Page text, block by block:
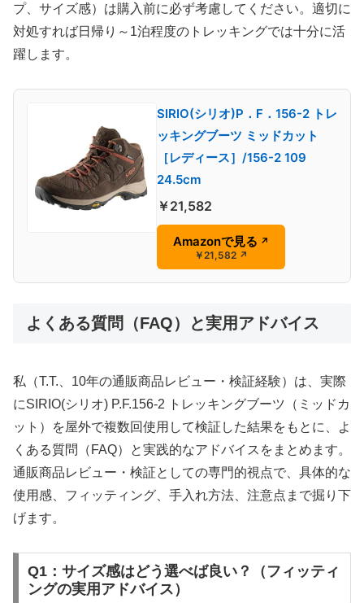
プ、サイズ感）は購入前に必ず考慮してください。適切に
対処すれば日帰り～1泊程度のトレッキングでは十分に活
躍します。
SIRIO(シリオ)P．F．156-2 トレ
ッキングブーツ ミッドカット
［レディース］/156-2 109
24.5cm
￥21,582
Amazonで見る ↗
￥21,582 ↗
よくある質問（FAQ）と実用アドバイス
私（T.T.、10年の通販商品レビュー・検証経験）は、実際
にSIRIO(シリオ) P.F.156-2 トレッキングブーツ（ミッドカ
ット）を屋外で複数回使用して検証した結果をもとに、よ
くある質問（FAQ）と実践的なアドバイスをまとめます。
通販商品レビュー・検証としての専門的視点で、具体的な
使用感、フィッティング、手入れ方法、注意点まで掘り下
げます。
Q1：サイズ感はどう選べば良い？（フィッティ
ングの実用アドバイス）